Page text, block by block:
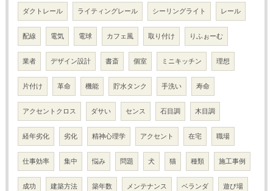
ダクトレール ライティングレール シーリングライト レール
配線 電気 電球 カフェ風 取り付け りふぉーむ
業者 デザイン設計 書斎 個室 ミニキッチン 理想
片付け 革命 機能 貯水タンク 手洗い 寿命
アクセントクロス ダサい センス 石目調 木目調
経年劣化 劣化 精神心理学 アクセント 在宅 職場
仕事効率 集中 悩み 問題 犬 猫 種類 施工事例
成功 建築方法 築年数 メンテナンス ベランダ 遊び場